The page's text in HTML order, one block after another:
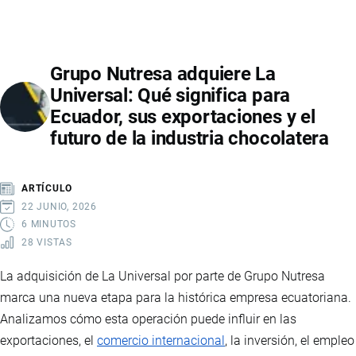
EL
MERCADO
VIVE
UN
IMPULSADO
POR
MARCAS
TENDENCIAS
Grupo Nutresa adquiere La
Universal: Qué significa para
Ecuador, sus exportaciones y el
futuro de la industria chocolatera
ARTÍCULO
22 JUNIO, 2026
6 MINUTOS
28 VISTAS
La adquisición de La Universal por parte de Grupo Nutresa
marca una nueva etapa para la histórica empresa ecuatoriana.
Analizamos cómo esta operación puede influir en las
exportaciones, el comercio internacional, la inversión, el empleo